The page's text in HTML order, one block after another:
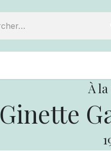
À
Ginette